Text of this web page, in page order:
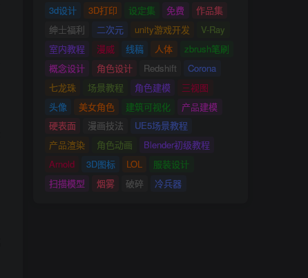
3d设计 3D打印 设定集 免费
作品集
绅士福利
二次元 unity游戏开发
V-Ray
室内教程
漫威 线稿 人体
zbrush笔刷
概念设计
角色设计 Redshift
Corona
七龙珠
场景教程 角色建模
三视图
头像
美女角色 建筑可视化
产品建模
硬表面
漫画技法
UE5场景教程
产品渲染
角色动画
Blender初级教程
Arnold
3D图标 LOL
服装设计
扫描模型
烟雾 破碎 冷兵器